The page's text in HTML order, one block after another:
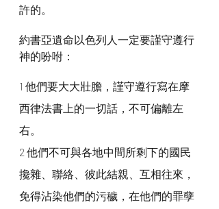
許的。
約書亞遺命以色列人一定要謹守遵行
神的吩咐：
1 他們要大大壯膽，謹守遵行寫在摩
西律法書上的一切話，不可偏離左
右。
2 他們不可與各地中間所剩下的國民
攙雜、聯絡、彼此結親、互相往來，
免得沾染他們的污穢，在他們的罪孽